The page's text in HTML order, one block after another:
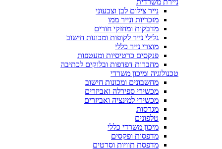
ניירת משרדית
נייר צילום לבן וצבעוני
מזכריות ונייר ממו
מדבקות ומחזקי חורים
גלילי נייר לקופות ומכונות חישוב
מוצרי נייר כללי
פנקסים כרטיסיות ומעטפות
מחברות דפדפות ובלוקים לכתיבה
טכנולוגיה ומיכון משרדי
מחשבונים ומכונות חישוב
מכשירי ספירלה ואביזרים
מכשירי למינציה ואביזרים
מגרסות
טלפונים
מיכון משרדי כללי
מדפסות ופקסים
מדפסת תוויות וסרטים